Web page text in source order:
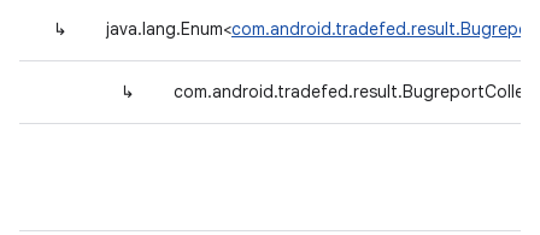
↳ java.lang.Enum<
↳